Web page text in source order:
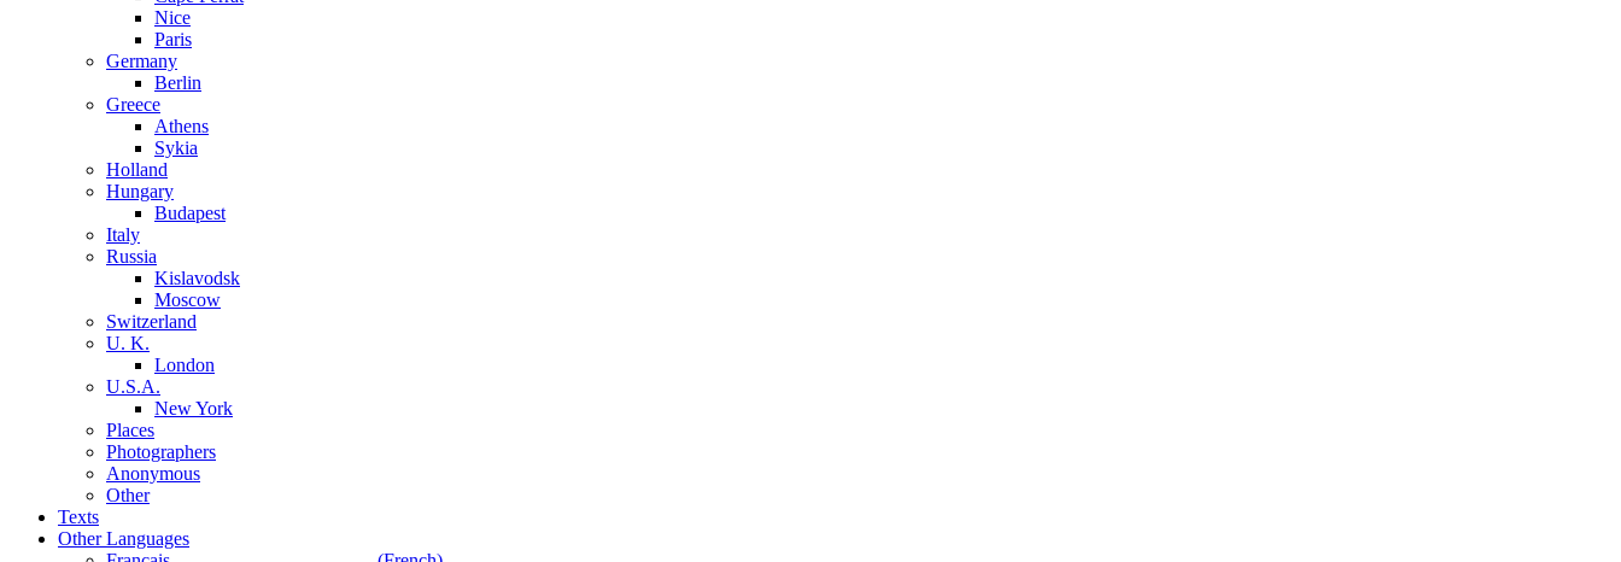
Nice
Paris
Germany
Berlin
Greece
Athens
Sykia
Holland
Hungary
Budapest
Italy
Russia
Kislavodsk
Moscow
Switzerland
U. K.
London
U.S.A.
New York
Places
Photographers
Anonymous
Other
Texts
Other Languages